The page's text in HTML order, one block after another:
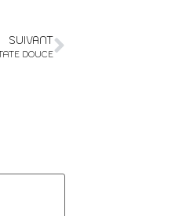
SUIVANT
DOUCE